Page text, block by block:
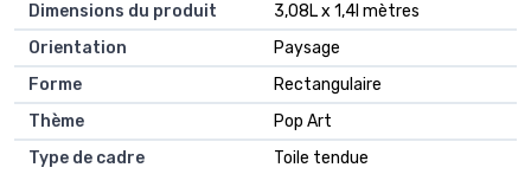
Dimensions du produit
3,08L x 1,4l mètres
Orientation
Paysage
Forme
Rectangulaire
Thème
Pop Art
Type de cadre
Toile tendue